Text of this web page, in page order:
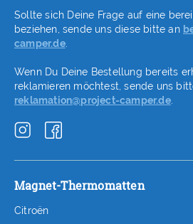
Sollte sich Deine Frage auf eine
beziehen, sende uns diese bitte an
camper.de.
Wenn Du Deine Bestellung bereits
reklamieren möchtest, sende uns
reklamation@project-camper.de.
Magnet-Thermomatten
Citroën